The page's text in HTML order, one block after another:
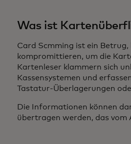
Was ist
Card Scmming ist ein
kompromittieren, um die
Kartenleser klammern sich
Kassensystemen und
Tastatur-Überlagerungen
Die Informationen können
übertragen werden, das